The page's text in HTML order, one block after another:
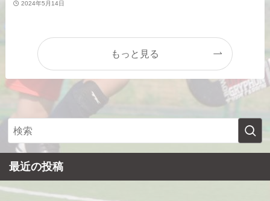
2024年5月14日
もっと見る
最近の投稿